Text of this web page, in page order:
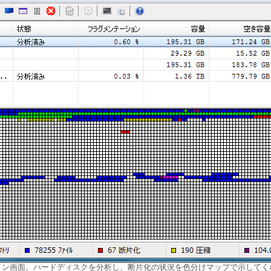
ン画面。ハードディスクを分析し、断片化の状況を色分けマップで示してく